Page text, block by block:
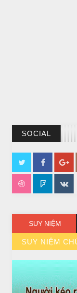
SOCIAL
SUY NIỆM
SUY NIỆM
//
CHUYỆN Ý